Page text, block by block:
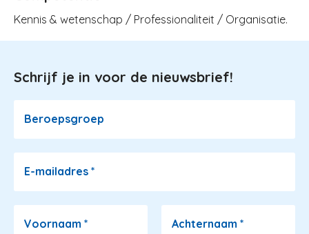
Kennis & wetenschap / Professionaliteit / Organisatie.
Image
Schrijf je in voor de nieuwsbrief!
Beroepsgroep
E-mailadres *
Voornaam * Achternaam *